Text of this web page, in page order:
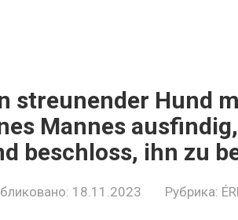
streunender Hund
Mannes
beschloss, ihn zu
18.11.2023 Рубрика: